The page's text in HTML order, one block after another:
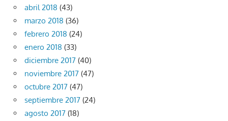
abril 2018 (43)
marzo 2018 (36)
febrero 2018 (24)
enero 2018 (33)
diciembre 2017 (40)
noviembre 2017 (47)
octubre 2017 (47)
septiembre 2017 (24)
agosto 2017 (18)